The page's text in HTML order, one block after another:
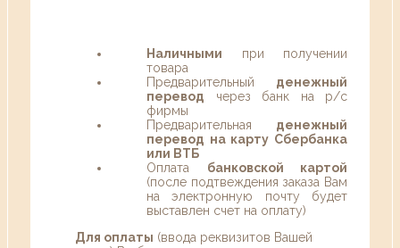
Наличными при получении
товара
Предварительный денежный
перевод через банк на р/с
фирмы
Предварительная денежный
перевод на карту Сбербанка
или ВТБ
Оплата банковской картой
(после подтвеждения заказа Вам
на электронную почту будет
выставлен счет на оплату)
Для оплаты (ввода реквизитов Вашей